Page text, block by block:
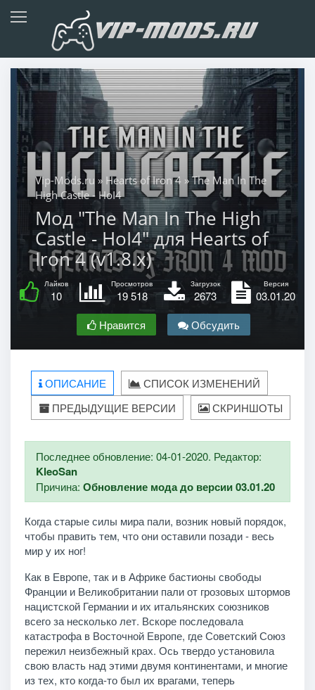
Vip-Mods.ru » Hearts of Iron 4 » The Man In The
High Castle - HoI4
Мод "The Man In The High
Castle - HoI4" для Hearts of
Iron 4 (v1.8.x)
Лайков
10
Просмотров
19 518
Загрузок
2673
Версия
03.01.20
Нравится
Обсудить
ОПИСАНИЕ
СПИСОК ИЗМЕНЕНИЙ
ПРЕДЫДУЩИЕ ВЕРСИИ
СКРИНШОТЫ
Последнее обновление: 04-01-2020. Редактор:
KleoSan
Причина: Обновление мода до версии 03.01.20
Когда старые силы мира пали, возник новый порядок,
чтобы править тем, что они оставили позади - весь
мир у их ног!
Как в Европе, так и в Африке бастионы свободы
Франции и Великобритании пали от грозовых штормов
нацистской Германии и их итальянских союзников
всего за несколько лет. Вскоре последовала
катастрофа в Восточной Европе, где Советский Союз
пережил неизбежный крах. Ось твердо установила
свою власть над этими двумя континентами, и многие
из тех, кто когда-то был их врагами, теперь